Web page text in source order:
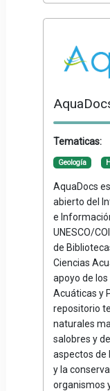
Tematicas:
Geología
AquaDocs
abierto del
e
UNESCO/
de
Ciencias
apoyo de
Acuáticas y
repositorio
naturales
salobres y
aspectos de
y la
organismos